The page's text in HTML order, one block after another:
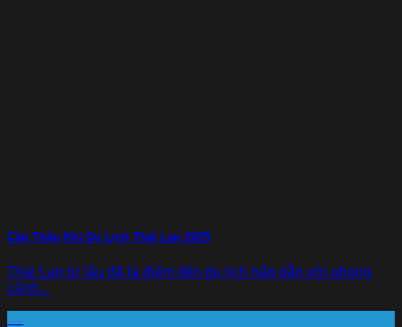
Cẩn Thận Khi Du Lịch Thái Lan 2025
Thái Lan từ lâu đã là điểm đến du lịch hấp dẫn với phong
cảnh...